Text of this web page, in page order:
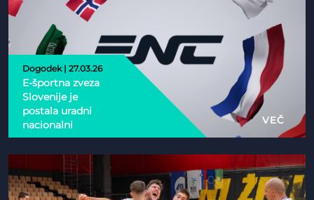
Dogodek | 27.03.26
E-športna zveza
Slovenije je
postala uradni
nacionalni
partner Esports
Nations Cup 2026
VEČ